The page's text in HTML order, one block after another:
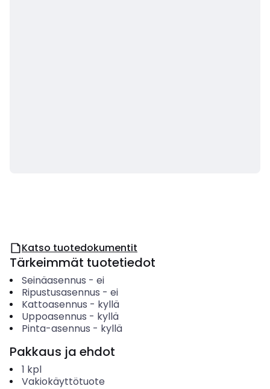
Katso tuotedokumentit
Tärkeimmät tuotetiedot
Seinäasennus - ei
Ripustusasennus - ei
Kattoasennus - kyllä
Uppoasennus - kyllä
Pinta-asennus - kyllä
Pakkaus ja ehdot
1 kpl
Vakiokäyttötuote